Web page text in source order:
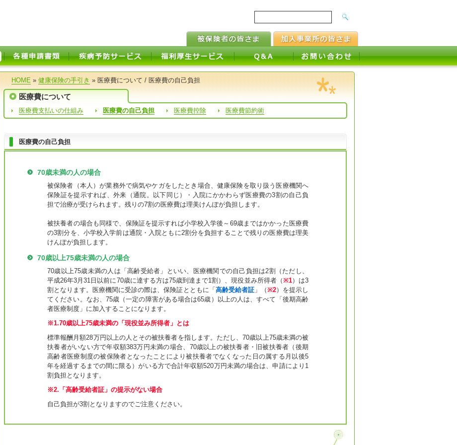
HOME»健康保険の手引き» 医療費について / 医療費の自己負担
医療費について
医療費支払いの仕組み 医療費の自己負担 医療費控除 医療費節約術
医療費の自己負担
70歳未満の人の場合
被保険者（本人）が業務外で病気やケガをしたとき場合、健康保険を取り扱う医療機関へ
保険証を提示すれば、外来（通院。以下同じ）・入院にかかわらず医療費の3割の自己負
担で治療が受けられます。残りの7割の医療費は理美けんぽが負担します。
被扶養者の場合も同様で、保険証を提示すれば小学校入学後～69歳まではかかった医療費
の3割分を、小学校入学前は通院・入院ともに2割分を負担することで残りの医療費は理美
けんぽが負担します。
70歳以上75歳未満の人の場合
70歳以上75歳未満の人は「高齢受給者」といい、医療機関での自己負担は2割（ただし、
平成26年3月31日以前に70歳に達する方は75歳到達まで1割）、現役並み所得者（※1）は3
割となります。医療機関に受診の際は、保険証とともに「 高齢受給者証」（※2）を提示し
てください。なお、75歳（一定の障害がある場合は65歳）以上の人は、すべて「後期高齢
者医療制度」に加入することになります。
※1.70歳以上75歳未満の「現役並み所得者」とは
標準報酬月額28万円以上の人とその被扶養者を指します。ただし、70歳以上75歳未満の被
扶養者がいない方で年収額383万円未満の場合、70歳以上の被扶養者・旧被扶養者（後期
高齢者医療制度の被保険者となったことにより被扶養者でなくなった日の属する月以後5
年を経過するまでの間に限る）がいる方で合計年収額520万円未満の場合は、申請により1
割負担となります。
※2.「高齢受給者証」の提示がない場合
自己負担が3割となりますのでご注意ください。